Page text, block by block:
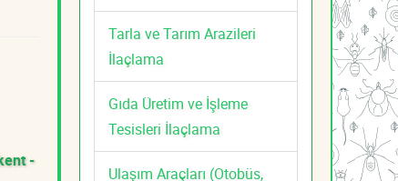
-
Tarla ve Tarım Arazileri
İlaçlama
Gıda Üretim ve İşleme
Tesisleri İlaçlama
Ulaşım Araçları (Otobüs,